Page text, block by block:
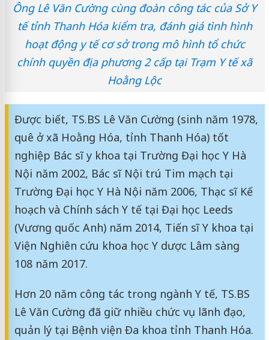
Ông Lê Văn Cường cùng đoàn công tác của Sở Y
tế tỉnh Thanh Hóa kiểm tra, đánh giá tình hình
hoạt động y tế cơ sở trong mô hình tổ chức
chính quyền địa phương 2 cấp tại Trạm Y tế xã
Hoằng Lộc
Được biết, TS.BS Lê Văn Cường (sinh năm 1978,
quê ở xã Hoằng Hóa, tỉnh Thanh Hóa) tốt
nghiệp Bác sĩ y khoa tại Trường Đại học Y Hà
Nội năm 2002, Bác sĩ Nội trú Tim mạch tại
Trường Đại học Y Hà Nội năm 2006, Thạc sĩ Kế
hoạch và Chính sách Y tế tại Đại học Leeds
(Vương quốc Anh) năm 2014, Tiến sĩ Y khoa tại
Viện Nghiên cứu khoa học Y dược Lâm sàng
108 năm 2017.
Hơn 20 năm công tác trong ngành Y tế, TS.BS
Lê Văn Cường đã giữ nhiều chức vụ lãnh đạo,
quản lý tại Bệnh viện Đa khoa tỉnh Thanh Hóa.